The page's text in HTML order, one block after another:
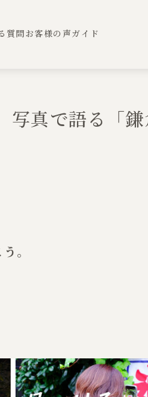
質問お客様の声ガイド
写真で語る「
。